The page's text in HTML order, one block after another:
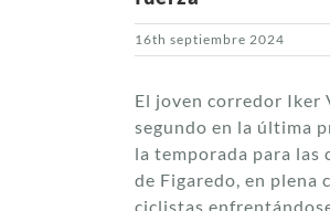
16th septiembre 2024
El joven corredor Iker
segundo en la última
la temporada para las
de Figaredo, en plena
ciclistas